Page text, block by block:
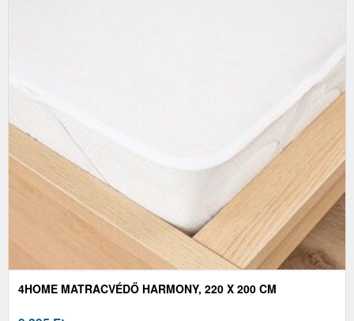
4HOME MATRACVÉDŐ HARMONY, 220 X 200 CM